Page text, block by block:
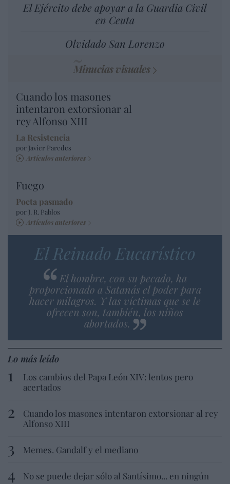
El Ejército debe apoyar a la Guardia Civil
en Ceuta
Olvidado San Lorenzo
Minucias visuales
Cuando los masones
intentaron extorsionar al
rey Alfonso XIII
La Resistencia
por Javier Paredes
Artículos anteriores
Fuego
Poeta pasmado
por J. R. Pablos
Artículos anteriores
El Reinado Eucarístico
El hombre, con su pecado, ha
proporcionado a Satanás el poder para
hacer milagros. Y las víctimas que se le
ofrecen son, también, los niños
abortados.
Lo más leído
Los cambios del Papa León XIV: lentos pero
acertados
Cuando los masones intentaron extorsionar al rey
Alfonso XIII
Memes. Gandalf y el mediano
No se puede dejar sólo al Santísimo... en ningún